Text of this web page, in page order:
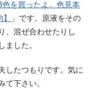
を買ったよ。色見本
」です。原液をその
、混ぜ合わせたりし
ました。
したつもりです。気に
て下さい。